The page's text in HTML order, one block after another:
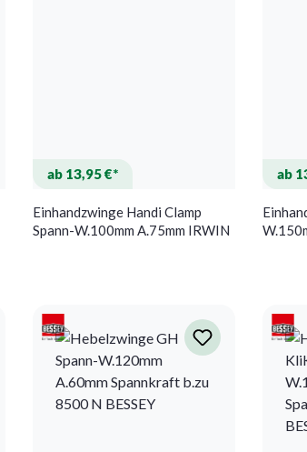
ab 13,95 €*
Einhandzwinge Handi Clamp
Spann-W.100mm A.75mm IRWIN
ab